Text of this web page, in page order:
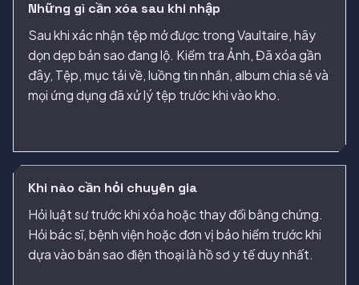
Những gì cần xóa sau khi nhập
Sau khi xác nhận tệp mở được trong Vaultaire, hãy
dọn dẹp bản sao đang lộ. Kiểm tra Ảnh, Đã xóa gần
đây, Tệp, mục tải về, luồng tin nhắn, album chia sẻ và
mọi ứng dụng đã xử lý tệp trước khi vào kho.
Khi nào cần hỏi chuyên gia
Hỏi luật sư trước khi xóa hoặc thay đổi bằng chứng.
Hỏi bác sĩ, bệnh viện hoặc đơn vị bảo hiểm trước khi
dựa vào bản sao điện thoại là hồ sơ y tế duy nhất.